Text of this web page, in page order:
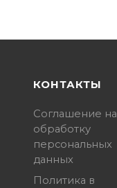
КОНТАКТЫ
Соглашение на
обработку
персональных
данных
Политика в